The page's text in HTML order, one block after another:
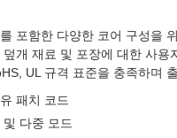
포함한 다양한 코어 구성을
개 재료 및 포장에 대한 사
UL 규격 표준을 충족하며
패치 코드
다중 모드